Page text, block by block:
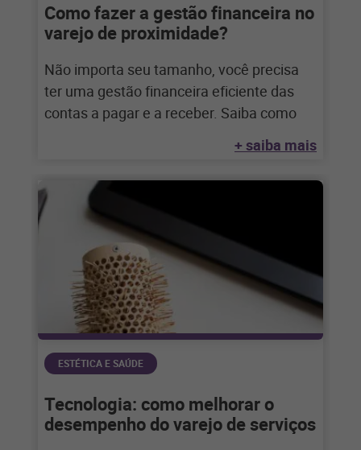
Como fazer a gestão financeira no
varejo de proximidade?
Não importa seu tamanho, você precisa
ter uma gestão financeira eficiente das
contas a pagar e a receber. Saiba como
+ saiba mais
ESTÉTICA E SAÚDE
Tecnologia: como melhorar o
desempenho do varejo de serviços